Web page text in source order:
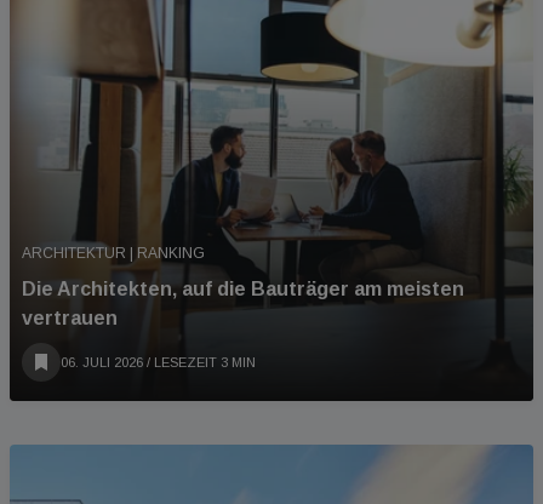
ARCHITEKTUR | RANKING
Die Architekten, auf die Bauträger am meisten
vertrauen
06. JULI 2026 / LESEZEIT 3 MIN